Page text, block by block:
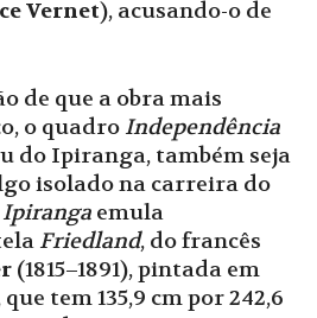
Vernet), acusando-o de
de que a obra mais
o quadro Independência
do Ipiranga, também seja
isolado na carreira do
Ipiranga emula
Friedland, do francês
(1815–1891), pintada em
que tem135,9 cm por 242,6